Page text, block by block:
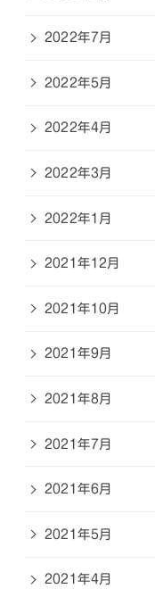
2022年7月
2022年5月
2022年4月
2022年3月
2022年1月
2021年12月
2021年10月
2021年9月
2021年8月
2021年7月
2021年6月
2021年5月
2021年4月